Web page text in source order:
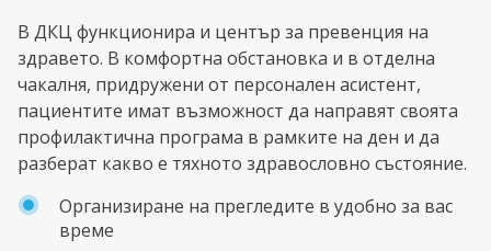
В ДКЦ функционира и център за превенция на
здравето. В комфортна обстановка и в отделна
чакалня, придружени от персонален асистент,
пациентите имат възможност да направят своята
профилактична програма в рамките на ден и да
разберат какво е тяхното здравословно състояние.
Организиране на прегледите в удобно за вас
време